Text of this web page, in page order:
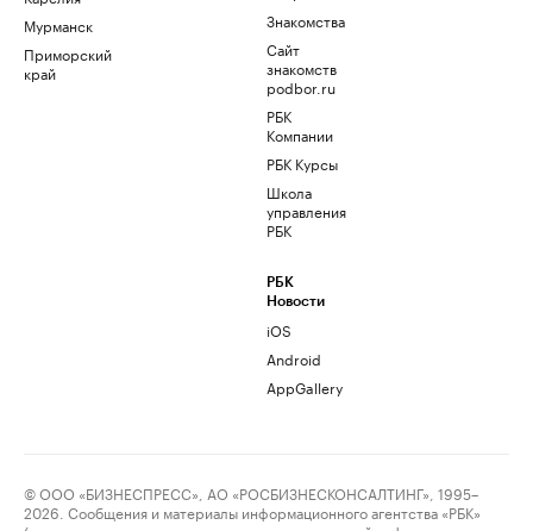
Мурманск
Приморский
край
Знакомства
Сайт
знакомств
podbor.ru
РБК
Компании
РБК Курсы
Школа
управления
РБК
РБК
Новости
iOS
Android
AppGallery
© ООО «БИЗНЕСПРЕСС», АО «РОСБИЗНЕСКОНСАЛТИНГ», 1995–
2026. Сообщения и материалы информационного агентства «РБК»